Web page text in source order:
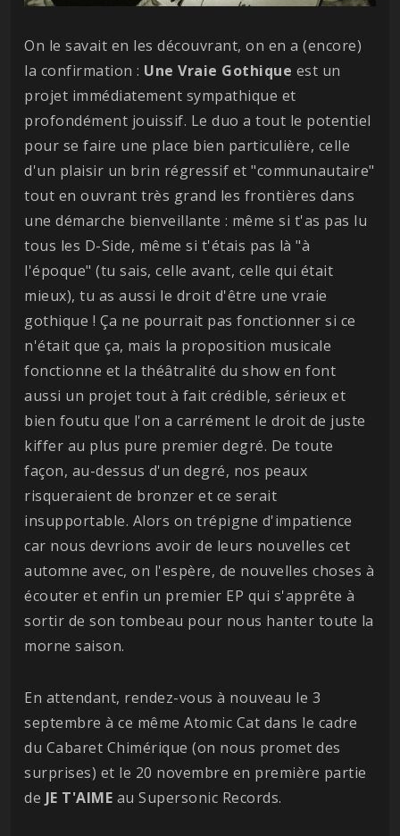
On le savait en les découvrant, on en a (encore)
la confirmation : Une Vraie Gothique est un
projet immédiatement sympathique et
profondément jouissif. Le duo a tout le potentiel
pour se faire une place bien particulière, celle
d'un plaisir un brin régressif et "communautaire"
tout en ouvrant très grand les frontières dans
une démarche bienveillante : même si t'as pas lu
tous les D-Side, même si t'étais pas là "à
l'époque" (tu sais, celle avant, celle qui était
mieux), tu as aussi le droit d'être une vraie
gothique ! Ça ne pourrait pas fonctionner si ce
n'était que ça, mais la proposition musicale
fonctionne et la théâtralité du show en font
aussi un projet tout à fait crédible, sérieux et
bien foutu que l'on a carrément le droit de juste
kiffer au plus pure premier degré. De toute
façon, au-dessus d'un degré, nos peaux
risqueraient de bronzer et ce serait
insupportable. Alors on trépigne d'impatience
car nous devrions avoir de leurs nouvelles cet
automne avec, on l'espère, de nouvelles choses à
écouter et enfin un premier EP qui s'apprête à
sortir de son tombeau pour nous hanter toute la
morne saison.
En attendant, rendez-vous à nouveau le 3
septembre à ce même Atomic Cat dans le cadre
du Cabaret Chimérique (on nous promet des
surprises) et le 20 novembre en première partie
de JE T'AIME au Supersonic Records.